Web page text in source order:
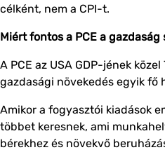
célként, nem a CPI-t.
Miért fontos a PCE a gazdaság
A PCE az USA GDP-jének
gazdasági növekedés egyik fő
Amikor a fogyasztói kiadások
többet keresnek, ami
bérekhez és növekvő